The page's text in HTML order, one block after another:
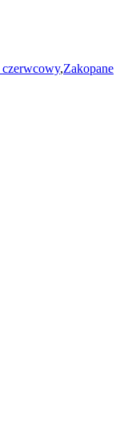
czerwcowy,Zakopane